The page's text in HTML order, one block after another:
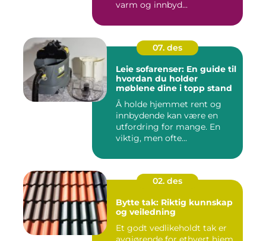
varm og innbyd...
07. des
Leie sofarenser: En guide til
hvordan du holder
møblene dine i topp stand
Å holde hjemmet rent og
innbydende kan være en
utfordring for mange. En
viktig, men ofte...
02. des
Bytte tak: Riktig kunnskap
og veiledning
Et godt vedlikeholdt tak er